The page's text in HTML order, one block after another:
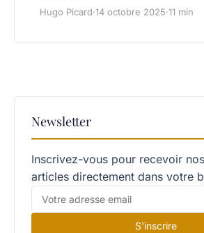
Hugo Picard·14 octobre 2025·11 min
Newsletter
Inscrivez-vous pour recevoir
articles directement dans votre
S'inscrire